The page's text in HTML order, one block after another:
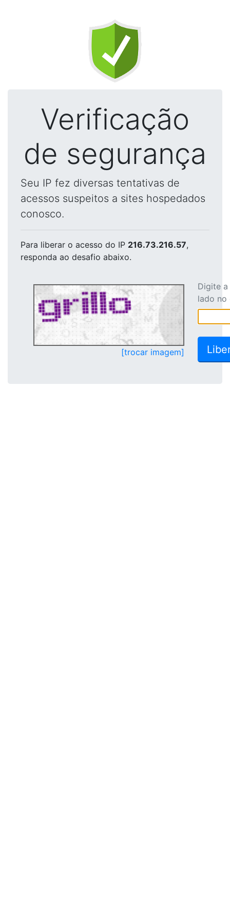
Verificação
de segurança
Seu IP fez diversas tentativas de
acessos suspeitos a sites hospedados
conosco.
Para liberar o acesso do IP 216.73.216.57,
responda ao desafio abaixo.
[trocar imagem]
Digite
lado no